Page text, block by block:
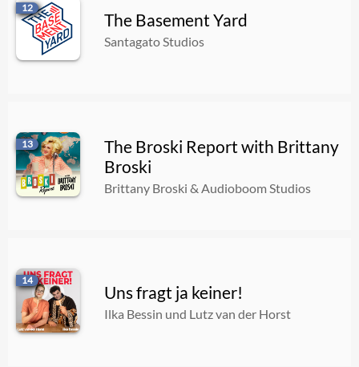
12
The Basement Yard
Santagato Studios
13
The Broski Report with Brittany
Broski
Brittany Broski & Audioboom Studios
14
Uns fragt ja keiner!
Ilka Bessin und Lutz van der Horst